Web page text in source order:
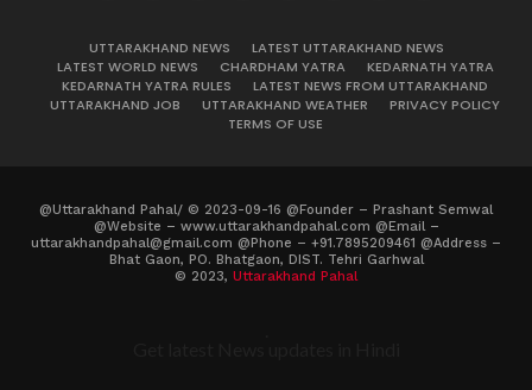
UTTARAKHAND NEWS
LATEST UTTARAKHAND NEWS
LATEST WORLD NEWS
CHARDHAM YATRA
KEDARNATH YATRA
KEDARNATH YATRA RULES
LATEST NEWS FROM UTTARAKHAND
UTTARAKHAND JOB
UTTARAKHAND WEATHER
PRIVACY POLICY
TERMS OF USE
@Uttarakhand Pahal/ © 2023-09-16 @Founder – Prashant Semwal
@Website – www.uttarakhandpahal.com @Email –
uttarakhandpahal@gmail.com @Phone – +91.7895209461 @Address –
Bhat Gaon, PO. Bhatgaon, DIST. Tehri Garhwal
© 2023, Uttarakhand Pahal